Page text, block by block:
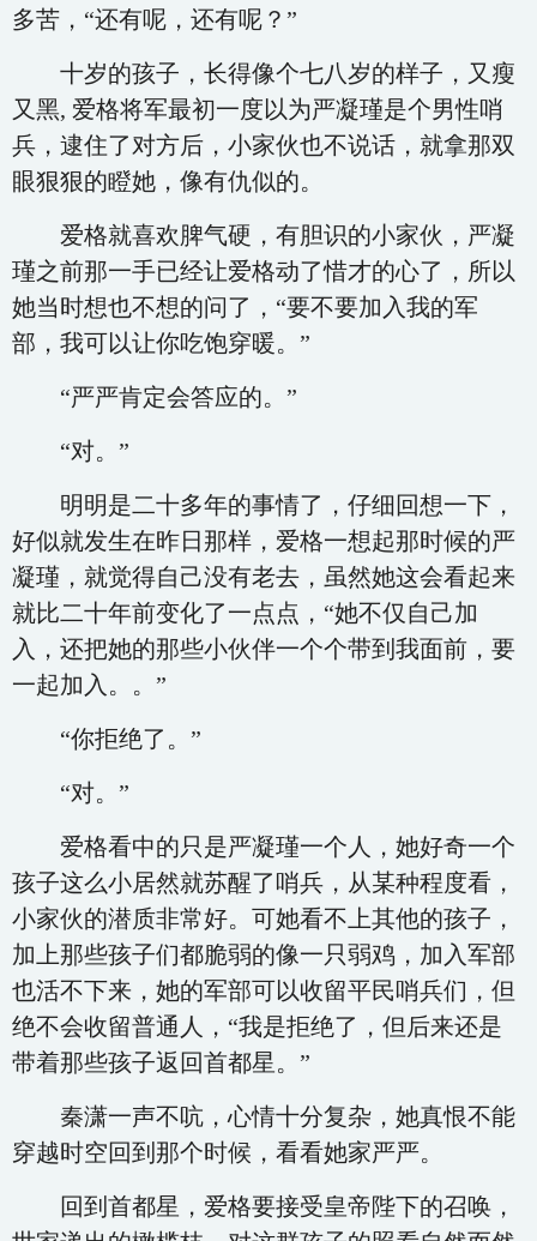
多苦，“还有呢，还有呢？”
十岁的孩子，长得像个七八岁的样子，又瘦
又黑, 爱格将军最初一度以为严凝瑾是个男性哨
兵，逮住了对方后，小家伙也不说话，就拿那双
眼狠狠的瞪她，像有仇似的。
爱格就喜欢脾气硬，有胆识的小家伙，严凝
瑾之前那一手已经让爱格动了惜才的心了，所以
她当时想也不想的问了，“要不要加入我的军
部，我可以让你吃饱穿暖。”
“严严肯定会答应的。”
“对。”
明明是二十多年的事情了，仔细回想一下，
好似就发生在昨日那样，爱格一想起那时候的严
凝瑾，就觉得自己没有老去，虽然她这会看起来
就比二十年前变化了一点点，“她不仅自己加
入，还把她的那些小伙伴一个个带到我面前，要
一起加入。。”
“你拒绝了。”
“对。”
爱格看中的只是严凝瑾一个人，她好奇一个
孩子这么小居然就苏醒了哨兵，从某种程度看，
小家伙的潜质非常好。可她看不上其他的孩子，
加上那些孩子们都脆弱的像一只弱鸡，加入军部
也活不下来，她的军部可以收留平民哨兵们，但
绝不会收留普通人，“我是拒绝了，但后来还是
带着那些孩子返回首都星。”
秦潇一声不吭，心情十分复杂，她真恨不能
穿越时空回到那个时候，看看她家严严。
回到首都星，爱格要接受皇帝陛下的召唤，